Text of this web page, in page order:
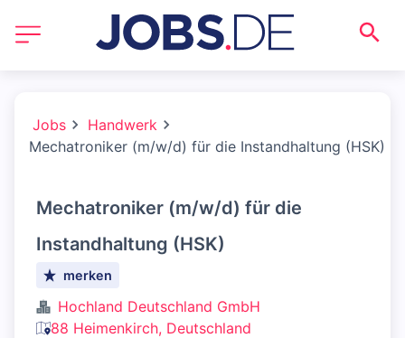
Jobs
Handwerk
Mechatroniker (m/w/d) für die Instandhaltung (HSK)
Mechatroniker (m/w/d) für die
Instandhaltung (HSK)
merken
Hochland Deutschland GmbH
88 Heimenkirch, Deutschland